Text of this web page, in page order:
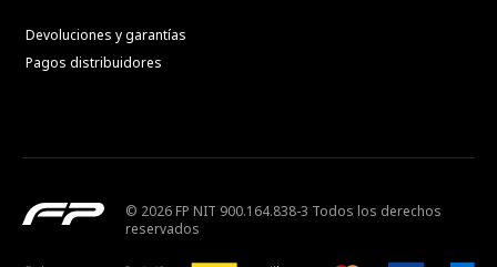
Devoluciones y garantías
Pagos distribuidores
© 2026 FP NIT 900.164.838-3 Todos los derechos
reservados